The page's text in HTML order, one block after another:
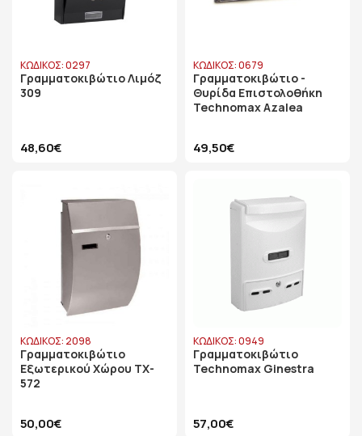
ΚΩΔΙΚΟΣ: 0297
Γραμματοκιβώτιο Λιμόζ
309
48,60€
ΚΩΔΙΚΟΣ: 0679
Γραμματοκιβώτιο -
Θυρίδα Επιστολοθήκη
Technomax Azalea
49,50€
ΚΩΔΙΚΟΣ: 2098
Γραμματοκιβώτιο
Εξωτερικού Χώρου TX-
572
50,00€
ΚΩΔΙΚΟΣ: 0949
Γραμματοκιβώτιο
Technomax Ginestra
57,00€